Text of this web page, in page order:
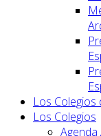
Los
Los Colegios